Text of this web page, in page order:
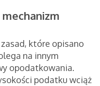
które opisano
na innym
opodatkowania.
podatku wciąż